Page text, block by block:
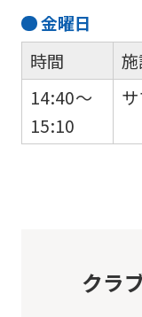
金曜日
時間
14:40～
15:10
クラ